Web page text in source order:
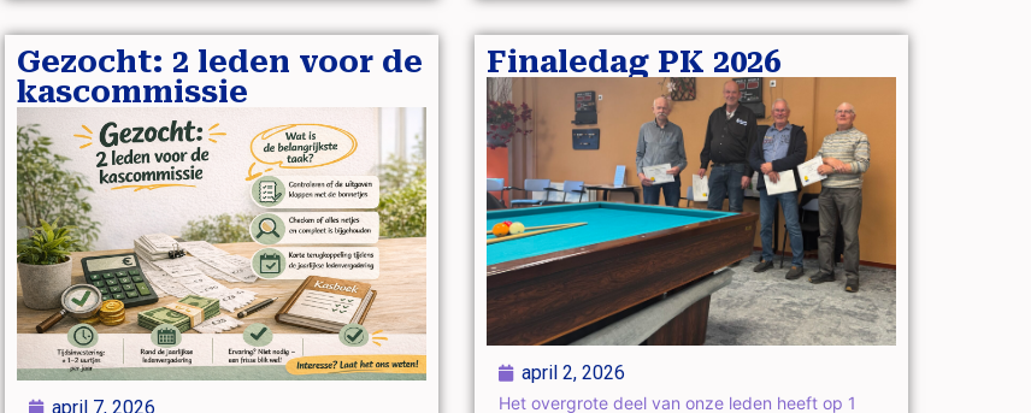
Gezocht: 2 leden voor de
kascommissie
april 7, 2026
Finaledag PK 2026
april 2, 2026
Het overgrote deel van onze leden heeft op 1